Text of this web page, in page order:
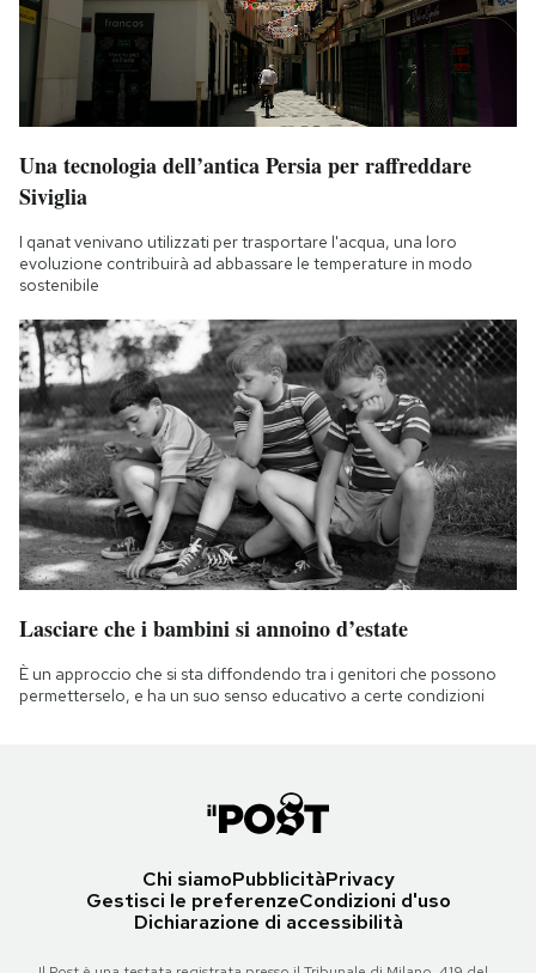
Una tecnologia dell’antica Persia per raffreddare
Siviglia
I qanat venivano utilizzati per trasportare l'acqua, una loro
evoluzione contribuirà ad abbassare le temperature in modo
sostenibile
Lasciare che i bambini si annoino d’estate
È un approccio che si sta diffondendo tra i genitori che possono
permetterselo, e ha un suo senso educativo a certe condizioni
Chi siamoPubblicitàPrivacy
Gestisci le preferenzeCondizioni d'uso
Dichiarazione di accessibilità